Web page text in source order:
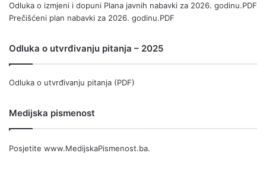
Odluka o izmjeni i dopuni Plana javnih nabavki za 2026. godinu.PDF
Prečišćeni plan nabavki za 2026. godinu.PDF
Odluka o utvrđivanju pitanja – 2025
Odluka o utvrđivanju pitanja (PDF)
Medijska pismenost
Posjetite www.MedijskaPismenost.ba.